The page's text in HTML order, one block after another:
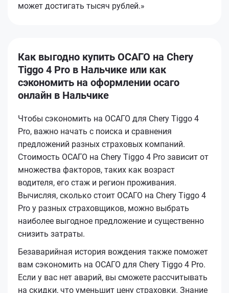
может достигать тысяч рублей.»
Как выгодно купить ОСАГО на Chery
Tiggo 4 Pro в Нальчике или как
сэкономить на оформлении осаго
онлайн в Нальчике
Чтобы сэкономить на ОСАГО для Chery Tiggo 4
Pro, важно начать с поиска и сравнения
предложений разных страховых компаний.
Стоимость ОСАГО на Chery Tiggo 4 Pro зависит от
множества факторов, таких как возраст
водителя, его стаж и регион проживания.
Вычисляя, сколько стоит ОСАГО на Chery Tiggo 4
Pro у разных страховщиков, можно выбрать
наиболее выгодное предложение и существенно
снизить затраты.
Безаварийная история вождения также поможет
вам сэкономить на ОСАГО для Chery Tiggo 4 Pro.
Если у вас нет аварий, вы сможете рассчитывать
на скидки, что уменьшит цену страховки. Знание